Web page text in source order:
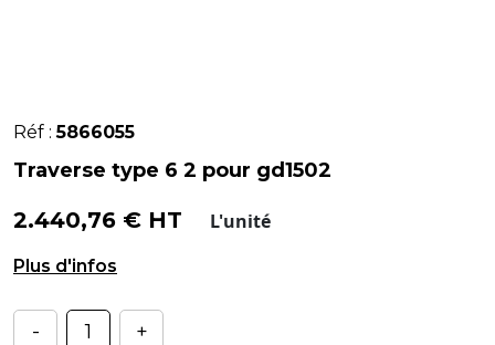
Réf :5866055
Traverse type 6 2 pour gd1502
2.440,76 € HT L'unité
Traverse type T6 2 pour GD150 2. Capacité : 13 T.
- +